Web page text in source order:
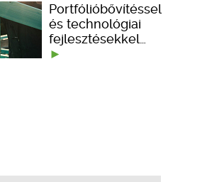
Portfólióbővítéssel
és technológiai
fejlesztésekkel…